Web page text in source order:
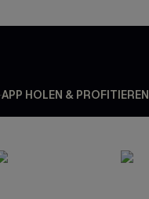
APP HOLEN & PROFITIEREN